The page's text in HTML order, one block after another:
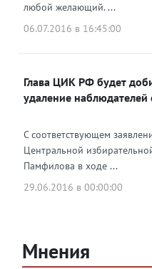
любой желающий. ...
06.07.2016 в 16:45:00
Глава ЦИК РФ будет
удаление наблюдателей
С соответствующем
Центральной
Памфилова в ходе ...
29.06.2016 в 00:00:00
Мнения